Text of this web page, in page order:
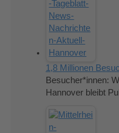
1,8 Millionen
Besucher*innen:
Hannover bleibt